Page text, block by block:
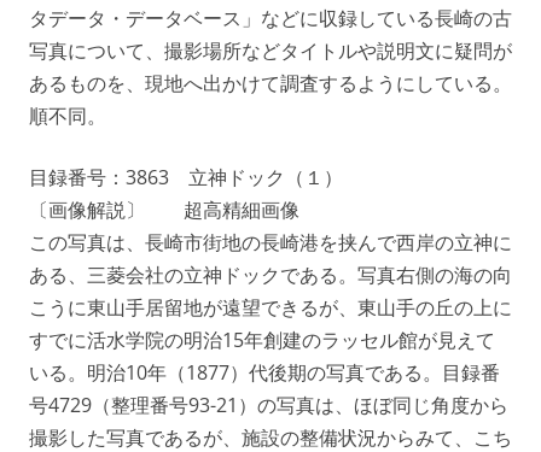
タデータ・データベース」などに収録している長崎の古
写真について、撮影場所などタイトルや説明文に疑問が
あるものを、現地へ出かけて調査するようにしている。
順不同。
目録番号：3863 立神ドック（１）
〔画像解説〕 超高精細画像
この写真は、長崎市街地の長崎港を挟んで西岸の立神に
ある、三菱会社の立神ドックである。写真右側の海の向
こうに東山手居留地が遠望できるが、東山手の丘の上に
すでに活水学院の明治15年創建のラッセル館が見えて
いる。明治10年（1877）代後期の写真である。目録番
号4729（整理番号93-21）の写真は、ほぼ同じ角度から
撮影した写真であるが、施設の整備状況からみて、こち